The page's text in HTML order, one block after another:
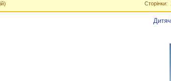
Сторінки: